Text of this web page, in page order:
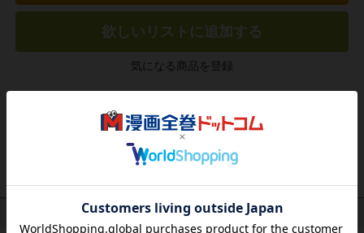
欲しいリストに追加する
気になる商品を登録
作品レビュー （関連商品を含む）